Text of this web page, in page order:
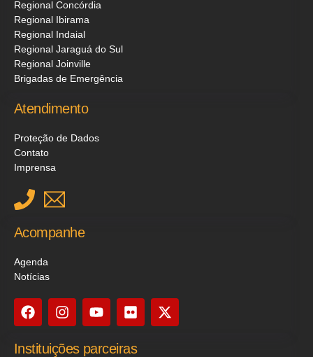
Regional Concórdia
Regional Ibirama
Regional Indaial
Regional Jaraguá do Sul
Regional Joinville
Brigadas de Emergência
Atendimento
Proteção de Dados
Contato
Imprensa
Acompanhe
Agenda
Notícias
Instituições parceiras